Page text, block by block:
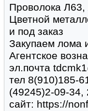
Проволока
Цветной
и под заказ
Закупаем лома
Агентское
эл.почта
тел 8(910)185-
(49245)2-09-34,
сайт: https://